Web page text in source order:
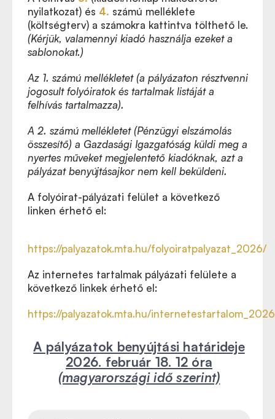
nyilatkozat) és 4. számú melléklete
(költségterv) a számokra kattintva tölthető le.
(Kérjük, valamennyi kiadó használja ezeket a
sablonokat.)
Az 1. számú mellékletet (a pályázaton résztvenni
jogosult folyóiratok és tartalmak listáját a
felhívás tartalmazza).
A 2. számú mellékletet (Pénzügyi elszámolás
összesítő) a Gazdasági Igazgatóság küldi meg a
nyertes műveket megjelentető kiadóknak, azt a
pályázat benyújtásajkor nem kell beküldeni.
A folyóirat-pályázati felület a következő
linken érhető el:
https://palyazatok.mta.hu/folyoiratpalyazat_2026/
Az internetes tartalmak pályázati felülete a
következő linkek érhető el:
https://palyazatok.mta.hu/
A pályázatok benyújtási határideje
2026. február 18. 12 óra
(magyarországi idő szerint)